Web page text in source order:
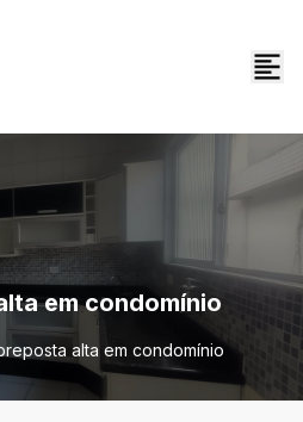
em condomínio
alta em condomínio